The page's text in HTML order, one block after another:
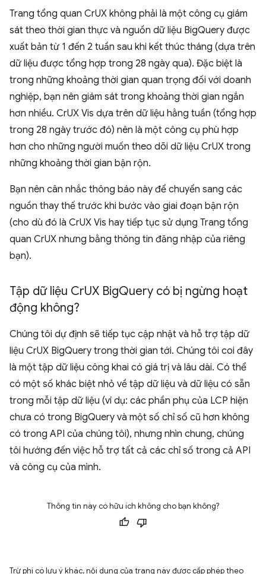
Trang tổng quan CrUX không phải là một công cụ giám
sát theo thời gian thực và nguồn dữ liệu BigQuery được
xuất bản từ 1 đến 2 tuần sau khi kết thúc tháng (dựa trên
dữ liệu được tổng hợp trong 28 ngày qua). Đặc biệt là
trong những khoảng thời gian quan trọng đối với doanh
nghiệp, bạn nên giám sát trong khoảng thời gian ngắn
hơn nhiều. CrUX Vis dựa trên dữ liệu hằng tuần (tổng hợp
trong 28 ngày trước đó) nên là một công cụ phù hợp
hơn cho những người muốn theo dõi dữ liệu CrUX trong
những khoảng thời gian bận rộn.
Bạn nên cân nhắc thông báo này để chuyển sang các
nguồn thay thế trước khi bước vào giai đoạn bận rộn
(cho dù đó là CrUX Vis hay tiếp tục sử dụng Trang tổng
quan CrUX nhưng bằng thông tin đăng nhập của riêng
bạn).
Tập dữ liệu CrUX BigQuery có bị ngừng hoạt
động không?
Chúng tôi dự định sẽ tiếp tục cập nhật và hỗ trợ tập dữ
liệu CrUX BigQuery trong thời gian tới. Chúng tôi coi đây
là một tập dữ liệu công khai có giá trị và lâu dài. Có thể
có một số khác biệt nhỏ về tập dữ liệu và dữ liệu có sẵn
trong mỗi tập dữ liệu (ví dụ: các phần phụ của LCP hiện
chưa có trong BigQuery và một số chỉ số cũ hơn không
có trong API của chúng tôi), nhưng nhìn chung, chúng
tôi hướng đến việc hỗ trợ tất cả các chỉ số trong cả API
và công cụ của mình.
Thông tin này có hữu ích không cho bạn không?
Trừ phi có lưu ý khác, nội dung của trang này được cấp phép theo